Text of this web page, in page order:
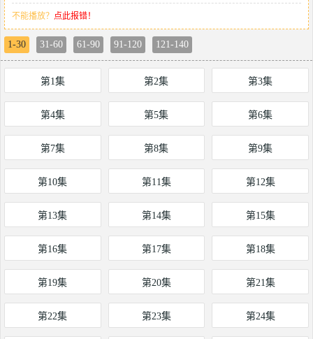
不能播放？ 点此报错！
1-30 31-60 61-90 91-120 121-140
第1集 第2集 第3集
第4集 第5集 第6集
第7集 第8集 第9集
第10集 第11集 第12集
第13集 第14集 第15集
第16集 第17集 第18集
第19集 第20集 第21集
第22集 第23集 第24集